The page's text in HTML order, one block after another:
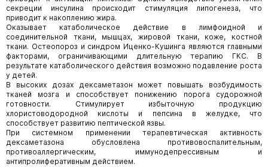
секреции инсулина происходит стимуляция липогенеза, что
приводит к накоплению жира.
Оказывает катаболическое действие в лимфоидной и
соединительной ткани, мышцах, жировой ткани, коже, костной
ткани. Остеопороз и синдром Иценко-Кушинга являются главными
факторами, ограничивающими длительную терапию ГКС. В
результате катаболического действия возможно подавление роста
у детей.
В высоких дозах дексаметазон может повышать возбудимость
тканей мозга и способствует понижению порога судорожной
готовности. Стимулирует избыточную продукцию
хлористоводородной кислоты и пепсина в желудке, что
способствует развитию пептической язвы.
При системном применении терапевтическая активность
дексаметазона обусловлена противовоспалительным,
противоаллергическим, иммунодепрессивным и
антипролиферативным действием.